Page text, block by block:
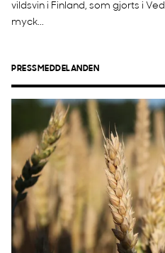
vildsvin i Finland, som gjorts i
myck...
PRESSMEDDELANDEN